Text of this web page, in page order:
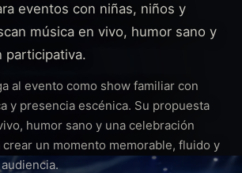
eventos con niñas, niños y
música en vivo, humor sano y
participativa.
al evento como show familiar con
y presencia escénica. Su propuesta
humor sano y una celebración
un momento memorable, fluido y